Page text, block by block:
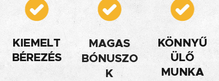
KIEMELT
BÉREZÉS
MAGAS
BÓNUSZO
K
KÖNNYŰ
ÜLŐ
MUNKA